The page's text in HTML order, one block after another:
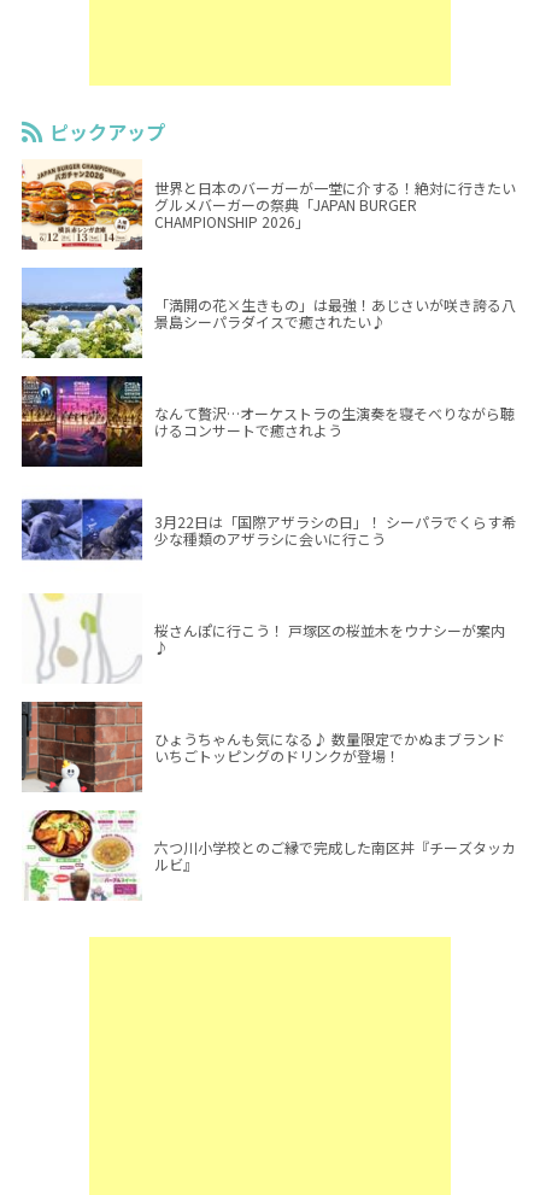
ピックアップ
世界と日本のバーガーが一堂に介する！絶対に行きたい
グルメバーガーの祭典「JAPAN BURGER
CHAMPIONSHIP 2026」
「満開の花×生きもの」は最強！あじさいが咲き誇る八
景島シーパラダイスで癒されたい♪
なんて贅沢…オーケストラの生演奏を寝そべりながら聴
けるコンサートで癒されよう
3月22日は「国際アザラシの日」！ シーパラでくらす希
少な種類のアザラシに会いに行こう
桜さんぽに行こう！ 戸塚区の桜並木をウナシーが案内
♪
ひょうちゃんも気になる♪ 数量限定でかぬまブランド
いちごトッピングのドリンクが登場！
六つ川小学校とのご縁で完成した南区丼『チーズタッカ
ルビ』